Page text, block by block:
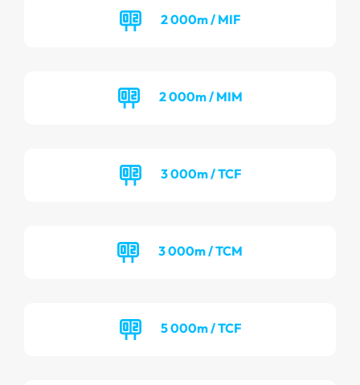
2 000m / MIF
2 000m / MIM
3 000m / TCF
3 000m / TCM
5 000m / TCF